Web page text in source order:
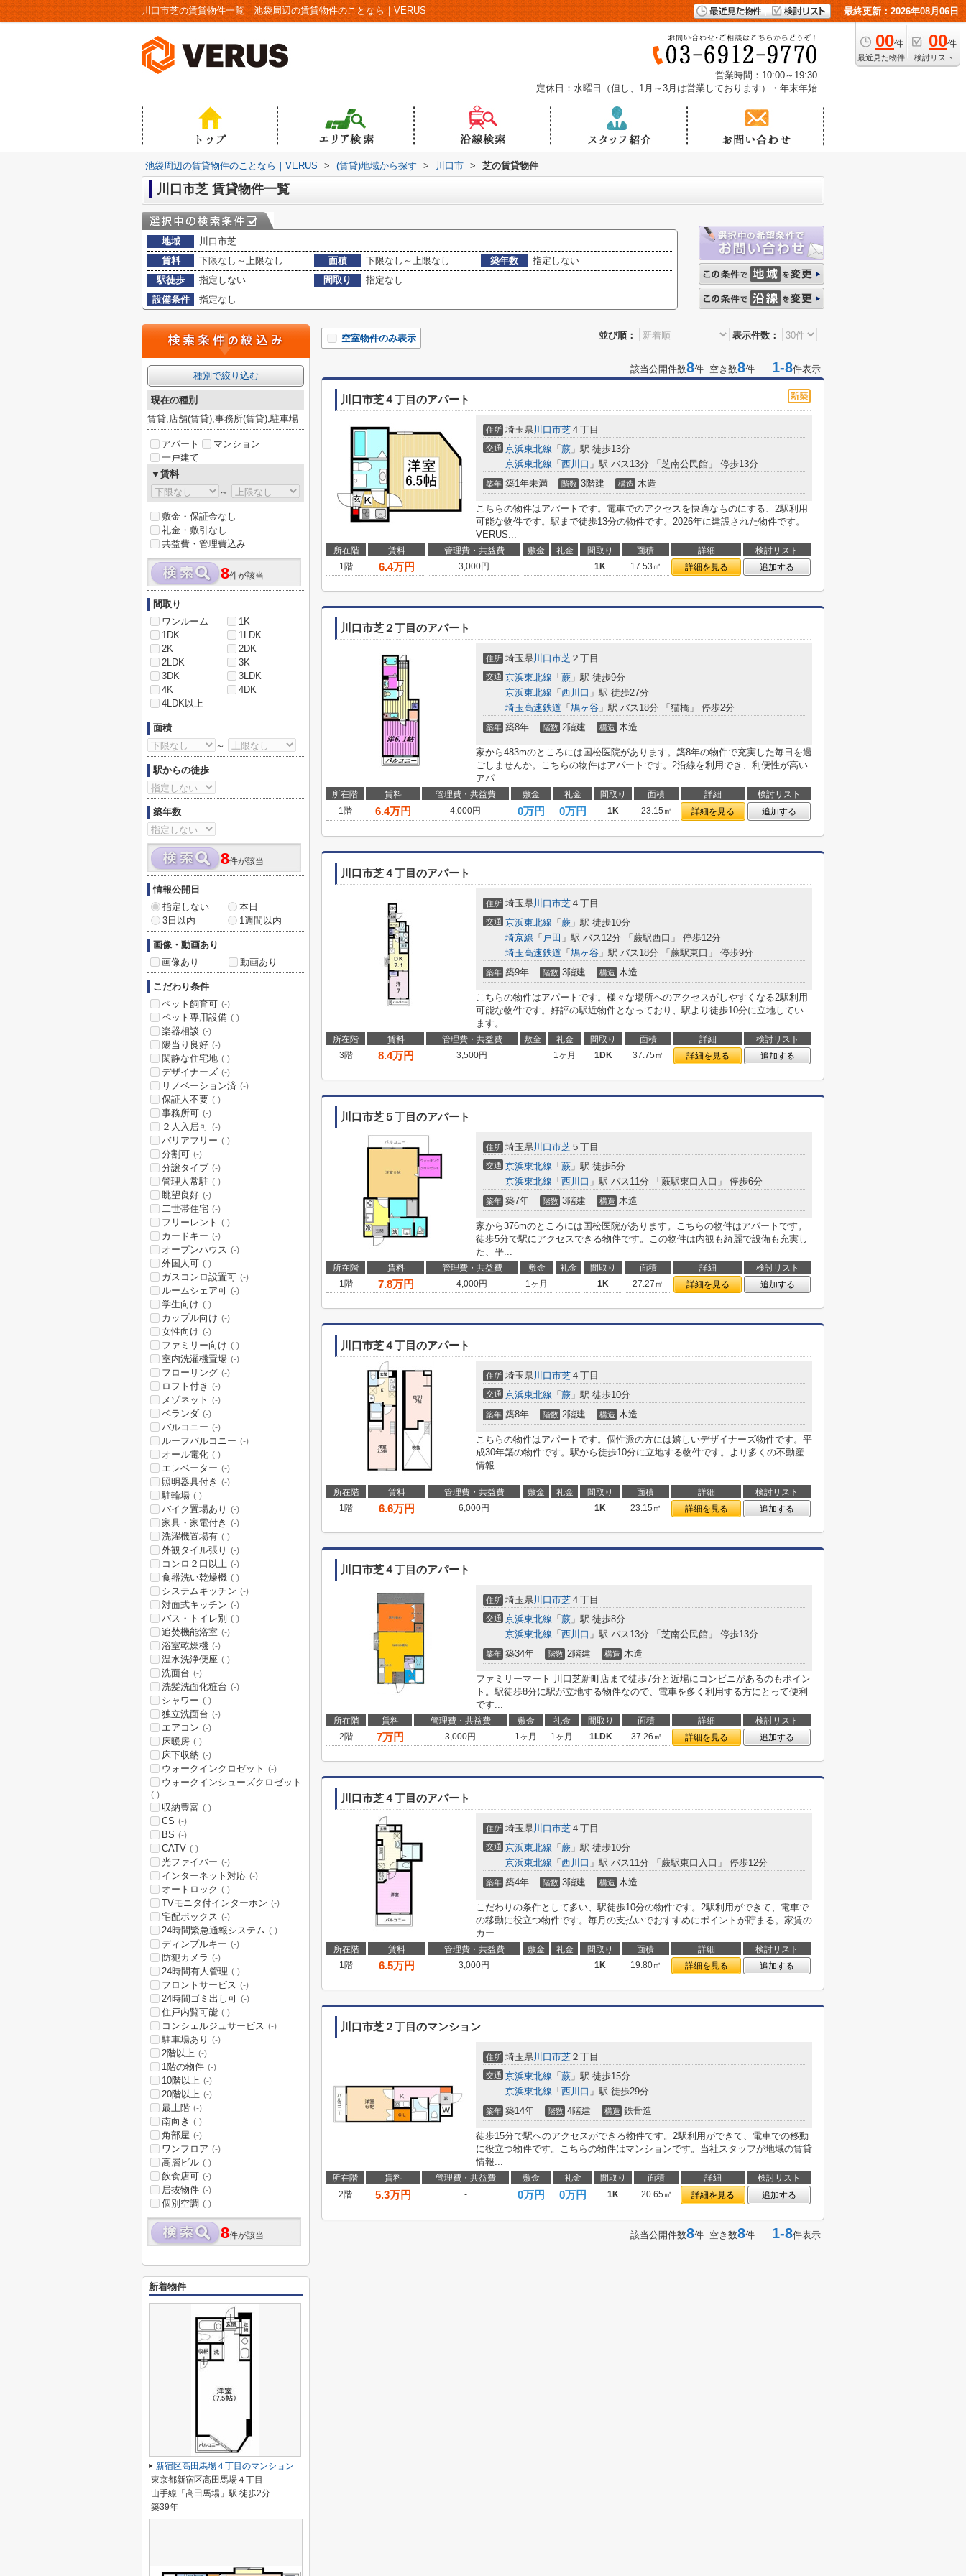
川口市芝の賃貸物件一覧｜池袋周辺の賃貸物件のことなら｜VERUS 最終更新：2026年08月06日
00件
最近見た物件
00件
検討リスト
営業時間：10:00～19:30
定休日：水曜日（但し、1月～3月は営業しております）・年末年始
池袋周辺の賃貸物件のことなら｜VERUS > (賃貸)地域から探す > 川口市 > 芝の賃貸物件
川口市芝 賃貸物件一覧
地域
川口市芝
賃料
下限なし～上限なし 面積 下限なし～上限なし 築年数
指定しない
駅徒歩
指定しない 間取り
指定なし
設備条件
指定なし
並び順： 表示件数：
空室物件のみ表示
該当公開件数8件 空き数8件 1-8件表示
川口市芝４丁目のアパート
住所 埼玉県川口市芝 ４丁目
交通 京浜東北線 「 蕨 」駅 徒歩13分
京浜東北線 「 西川口 」駅 バス13分 「芝南公民館」 停歩13分
築年 築1年未満 階数 3階建 構造 木造
こちらの物件はアパートです。電車でのアクセスを快適なものにする、2駅利用
可能な物件です。駅まで徒歩13分の物件です。2026年に建設された物件です。
VERUS...
所在階 賃料 管理費・共益費 敷金 礼金 間取り 面積 詳細
検討リスト
1階
6.4万円 3,000円 1K 17.53㎡ 詳細を見る 追加する
川口市芝２丁目のアパート
住所 埼玉県川口市芝 ２丁目
交通 京浜東北線 「 蕨 」駅 徒歩9分
京浜東北線 「 西川口 」駅 徒歩27分
埼玉高速鉄道 「 鳩ヶ谷 」駅 バス18分 「猫橋」 停歩2分
築年 築8年 階数 2階建 構造 木造
家から483mのところには国松医院があります。築8年の物件で充実した毎日を過
ごしませんか。こちらの物件はアパートです。2沿線を利用でき、利便性が高い
アパ...
所在階 賃料 管理費・共益費 敷金 礼金 間取り 面積 詳細
検討リスト
1階
6.4万円 4,000円 0万円 0万円 1K 23.15㎡ 詳細を見る 追加する
川口市芝４丁目のアパート
住所 埼玉県川口市芝 ４丁目
交通 京浜東北線 「 蕨 」駅 徒歩10分
埼京線 「 戸田 」駅 バス12分 「蕨駅西口」 停歩12分
埼玉高速鉄道 「 鳩ヶ谷 」駅 バス18分 「蕨駅東口」 停歩9分
築年 築9年 階数 3階建 構造 木造
こちらの物件はアパートです。様々な場所へのアクセスがしやすくなる2駅利用
可能な物件です。好評の駅近物件となっており、駅より徒歩10分に立地してい
ます。...
所在階 賃料 管理費・共益費 敷金 礼金 間取り 面積 詳細
検討リスト
3階
8.4万円 3,500円 1ヶ月 1DK 37.75㎡ 詳細を見る 追加する
川口市芝５丁目のアパート
住所 埼玉県川口市芝 ５丁目
交通 京浜東北線 「 蕨 」駅 徒歩5分
京浜東北線 「 西川口 」駅 バス11分 「蕨駅東口入口」 停歩6分
築年 築7年 階数 3階建 構造 木造
家から376mのところには国松医院があります。こちらの物件はアパートです。
徒歩5分で駅にアクセスできる物件です。この物件は内観も綺麗で設備も充実し
た、平...
所在階 賃料 管理費・共益費 敷金 礼金 間取り 面積 詳細
検討リスト
1階
7.8万円 4,000円 1ヶ月 1K 27.27㎡ 詳細を見る 追加する
川口市芝４丁目のアパート
住所 埼玉県川口市芝 ４丁目
交通 京浜東北線 「 蕨 」駅 徒歩10分
築年 築8年 階数 2階建 構造 木造
こちらの物件はアパートです。個性派の方には嬉しいデザイナーズ物件です。平
成30年築の物件です。駅から徒歩10分に立地する物件です。より多くの不動産
情報...
所在階 賃料 管理費・共益費 敷金 礼金 間取り 面積 詳細
検討リスト
1階
6.6万円 6,000円 1K 23.15㎡ 詳細を見る 追加する
川口市芝４丁目のアパート
住所 埼玉県川口市芝 ４丁目
交通 京浜東北線 「 蕨 」駅 徒歩8分
京浜東北線 「 西川口 」駅 バス13分 「芝南公民館」 停歩13分
築年 築34年 階数 2階建 構造 木造
ファミリーマート 川口芝新町店まで徒歩7分と近場にコンビニがあるのもポイン
ト。駅徒歩8分に駅が立地する物件なので、電車を多く利用する方にとって便利
です...
所在階 賃料 管理費・共益費 敷金 礼金 間取り 面積 詳細
検討リスト
2階
7万円 3,000円 1ヶ月 1ヶ月 1LDK 37.26㎡ 詳細を見る 追加する
川口市芝４丁目のアパート
住所 埼玉県川口市芝 ４丁目
交通 京浜東北線 「 蕨 」駅 徒歩10分
京浜東北線 「 西川口 」駅 バス11分 「蕨駅東口入口」 停歩12分
築年 築4年 階数 3階建 構造 木造
こだわりの条件として多い、駅徒歩10分の物件です。2駅利用ができて、電車で
の移動に役立つ物件です。毎月の支払いでおすすめにポイントが貯まる。家賃の
カー...
所在階 賃料 管理費・共益費 敷金 礼金 間取り 面積 詳細
検討リスト
1階
6.5万円 3,000円 1K 19.80㎡ 詳細を見る 追加する
川口市芝２丁目のマンション
住所 埼玉県川口市芝 ２丁目
交通 京浜東北線 「 蕨 」駅 徒歩15分
京浜東北線 「 西川口 」駅 徒歩29分
築年 築14年 階数 4階建 構造 鉄骨造
徒歩15分で駅へのアクセスができる物件です。2駅利用ができて、電車での移動
に役立つ物件です。こちらの物件はマンションです。当社スタッフが地域の賃貸
情報...
所在階 賃料 管理費・共益費 敷金 礼金 間取り 面積 詳細
検討リスト
2階
5.3万円 - 0万円 0万円 1K 20.65㎡ 詳細を見る 追加する
該当公開件数8件 空き数8件 1-8件表示
種別で絞り込む
現在の種別
賃貸,店舗(賃貸),事務所(賃貸),駐車場
アパート
マンション
一戸建て
▼賃料
～
敷金・保証金なし
礼金・敷引なし
共益費・管理費込み
8件が該当
間取り
ワンルーム
1K
1DK
1LDK
2K
2DK
2LDK
3K
3DK
3LDK
4K
4DK
4LDK以上
面積
～
駅からの徒歩
築年数
8件が該当
情報公開日
指定しない
本日
3日以内
1週間以内
画像・動画あり
画像あり
動画あり
こだわり条件
ペット飼育可 (-)
ペット専用設備 (-)
楽器相談 (-)
陽当り良好 (-)
閑静な住宅地 (-)
デザイナーズ (-)
リノベーション済 (-)
保証人不要 (-)
事務所可 (-)
２人入居可 (-)
バリアフリー (-)
分割可 (-)
分譲タイプ (-)
管理人常駐 (-)
眺望良好 (-)
二世帯住宅 (-)
フリーレント (-)
カードキー (-)
オープンハウス (-)
外国人可 (-)
ガスコンロ設置可 (-)
ルームシェア可 (-)
学生向け (-)
カップル向け (-)
女性向け (-)
ファミリー向け (-)
室内洗濯機置場 (-)
フローリング (-)
ロフト付き (-)
メゾネット (-)
ベランダ (-)
バルコニー (-)
ルーフバルコニー (-)
オール電化 (-)
エレベーター (-)
照明器具付き (-)
駐輪場 (-)
バイク置場あり (-)
家具・家電付き (-)
洗濯機置場有 (-)
外観タイル張り (-)
コンロ２口以上 (-)
食器洗い乾燥機 (-)
システムキッチン (-)
対面式キッチン (-)
バス・トイレ別 (-)
追焚機能浴室 (-)
浴室乾燥機 (-)
温水洗浄便座 (-)
洗面台 (-)
洗髪洗面化粧台 (-)
シャワー (-)
独立洗面台 (-)
エアコン (-)
床暖房 (-)
床下収納 (-)
ウォークインクロゼット (-)
ウォークインシューズクロゼット
(-)
収納豊富 (-)
CS (-)
BS (-)
CATV (-)
光ファイバー (-)
インターネット対応 (-)
オートロック (-)
TVモニタ付インターホン (-)
宅配ボックス (-)
24時間緊急通報システム (-)
ディンプルキー (-)
防犯カメラ (-)
24時間有人管理 (-)
フロントサービス (-)
24時間ゴミ出し可 (-)
住戸内覧可能 (-)
コンシェルジュサービス (-)
駐車場あり (-)
2階以上 (-)
1階の物件 (-)
10階以上 (-)
20階以上 (-)
最上階 (-)
南向き (-)
角部屋 (-)
ワンフロア (-)
高層ビル (-)
飲食店可 (-)
居抜物件 (-)
個別空調 (-)
8件が該当
新着物件
新宿区高田馬場４丁目のマンション
東京都新宿区高田馬場４丁目
山手線「高田馬場」駅 徒歩2分
築39年